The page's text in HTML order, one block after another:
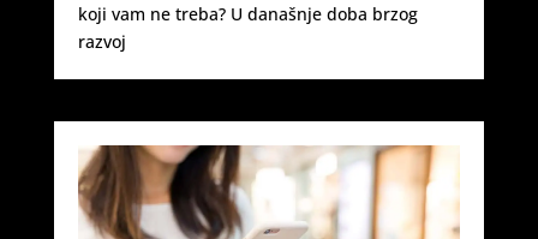
koji vam ne treba? U današnje doba brzog
razvoj